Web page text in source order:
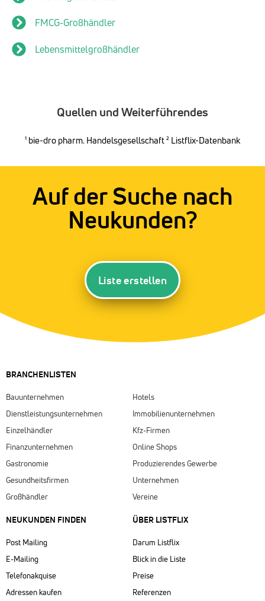
FMCG-Großhändler
Lebensmittelgroßhändler
Quellen und Weiterführendes
¹bie-dro pharm. Handelsgesellschaft² Listflix-Datenbank
Auf der Suche nach
Neukunden?
Liste erstellen
BRANCHENLISTEN
Bauunternehmen
Dienstleistungsunternehmen
Einzelhändler
Finanzunternehmen
Gastronomie
Gesundheitsfirmen
Großhändler
Hotels
Immobilienunternehmen
Kfz-Firmen
Online Shops
Produzierendes Gewerbe
Unternehmen
Vereine
NEUKUNDEN FINDEN
Post Mailing
E-Mailing
Telefonakquise
Adressen kaufen
ÜBER LISTFLIX​
Darum Listflix
Blick in die Liste
Preise
Referenzen